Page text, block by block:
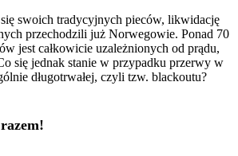
swoich tradycyjnych pieców, likwidację
przechodzili już Norwegowie. Ponad 70
jest całkowicie uzależnionych od prądu,
się jednak stanie w przypadku przerwy w
długotrwałej, czyli tzw. blackoutu?